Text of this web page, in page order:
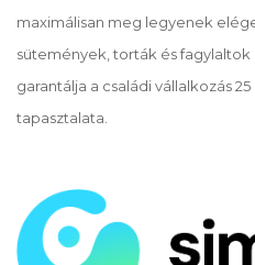
maximálisan meg legyenek
sütemények, torták és
garantálja a családi vállalkozás
tapasztalata.